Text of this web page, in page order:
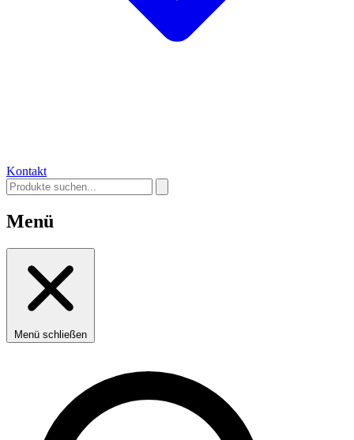
Kontakt
Menü
Menü schließen